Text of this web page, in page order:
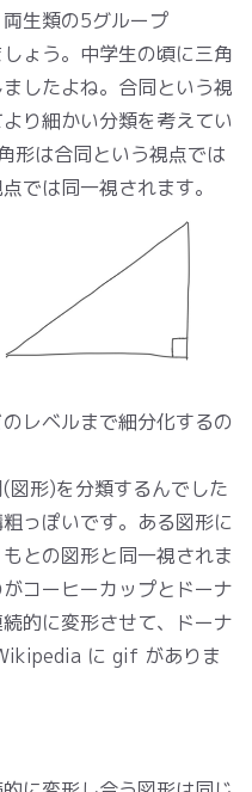
生類の5グループ
ょう。中学生の頃に三角
したよね。合同という視
り細かい分類を考えてい
形は合同という視点では
では同一視されます。
レベルまで細分化するの
図形)を分類するんでした
っぽいです。ある図形に
との図形と同一視されま
コーヒーカップとドーナ
的に変形させて、ドーナ
に gif がありま